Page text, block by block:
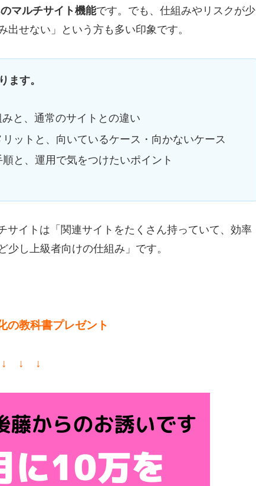
マルチサイト機能です。でも、仕組みやリスクが少
せない」という方も多い印象です。
ます。
と、通常のサイトとの違い
ットと、向いているケース・向かないケース
と、運用で気をつけたいポイント
サイトは「関連サイトをたくさん持っていて、効率
し上級者向けの仕組み」です。
の教科書プレゼント
↓ ↓ ↓